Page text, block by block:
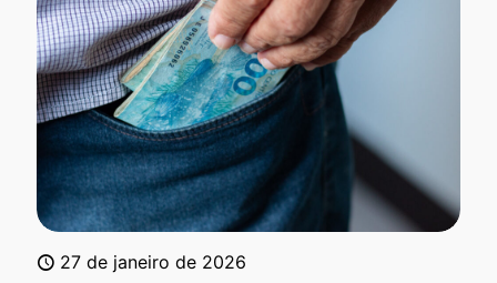
27 de janeiro de 2026